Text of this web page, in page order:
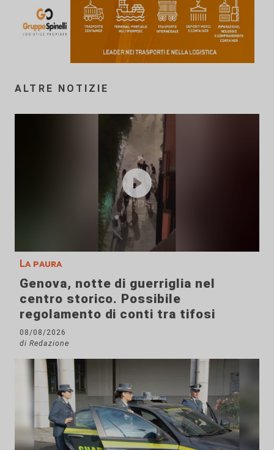
ALTRE NOTIZIE
La paura
Genova, notte di guerriglia nel
centro storico. Possibile
regolamento di conti tra tifosi
08/08/2026
di Redazione